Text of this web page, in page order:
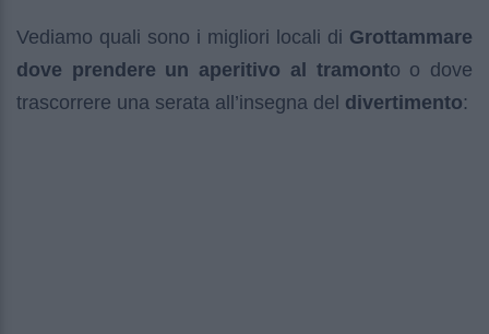
Vediamo quali sono i migliori locali di Grottammare
dove prendere un aperitivo al tramonto o dove
trascorrere una serata all’insegna del divertimento: